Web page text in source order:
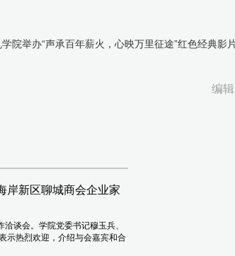
院举办“声承百年薪火，心映万里征途”红色经典影
编
新区聊城商会企业家
谈会。学院党委书记穆玉兵、
示热烈欢迎，介绍与会嘉宾和合